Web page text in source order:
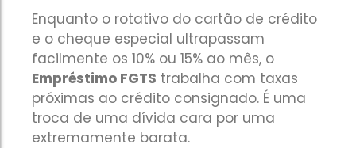
Enquanto o rotativo do cartão de crédito
e o cheque especial ultrapassam
facilmente os 10% ou 15% ao mês, o
Empréstimo FGTS trabalha com taxas
próximas ao crédito consignado. É uma
troca de uma dívida cara por uma
extremamente barata.